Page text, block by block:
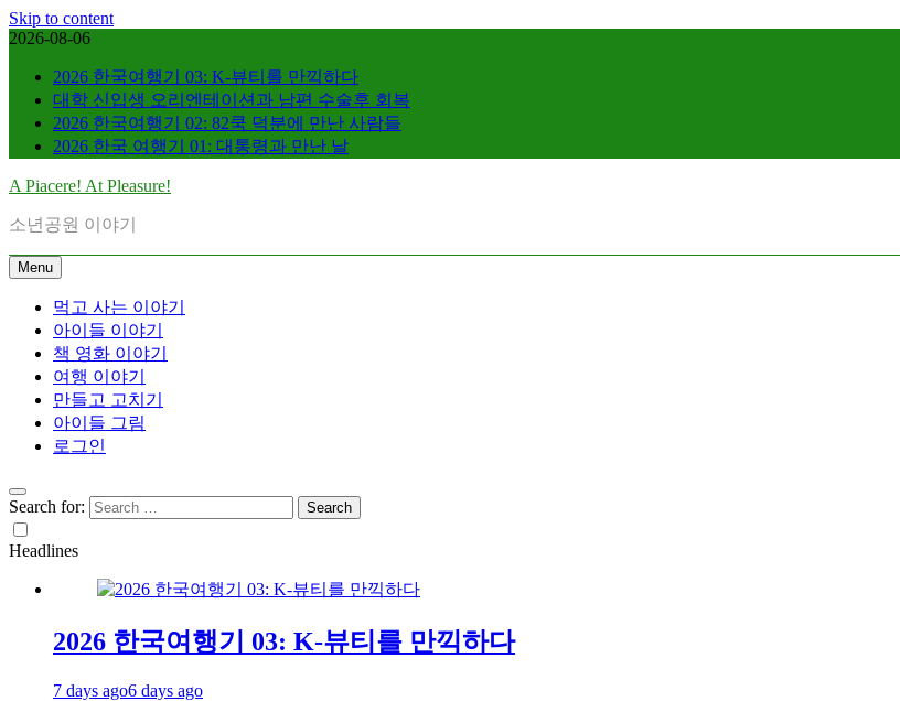
Skip to content
2026-08-06
2026 한국여행기 03: K-뷰티를 만끽하다
대학 신입생 오리엔테이션과 남편 수술후 회복
2026 한국여행기 02: 82쿡 덕분에 만난 사람들
2026 한국 여행기 01: 대통령과 만난 날
A Piacere! At Pleasure!
소년공원 이야기
Menu
먹고 사는 이야기
아이들 이야기
책 영화 이야기
여행 이야기
만들고 고치기
아이들 그림
로그인
Search for:
Headlines
2026 한국여행기 03: K-뷰티를 만끽하다
7 days ago6 days ago